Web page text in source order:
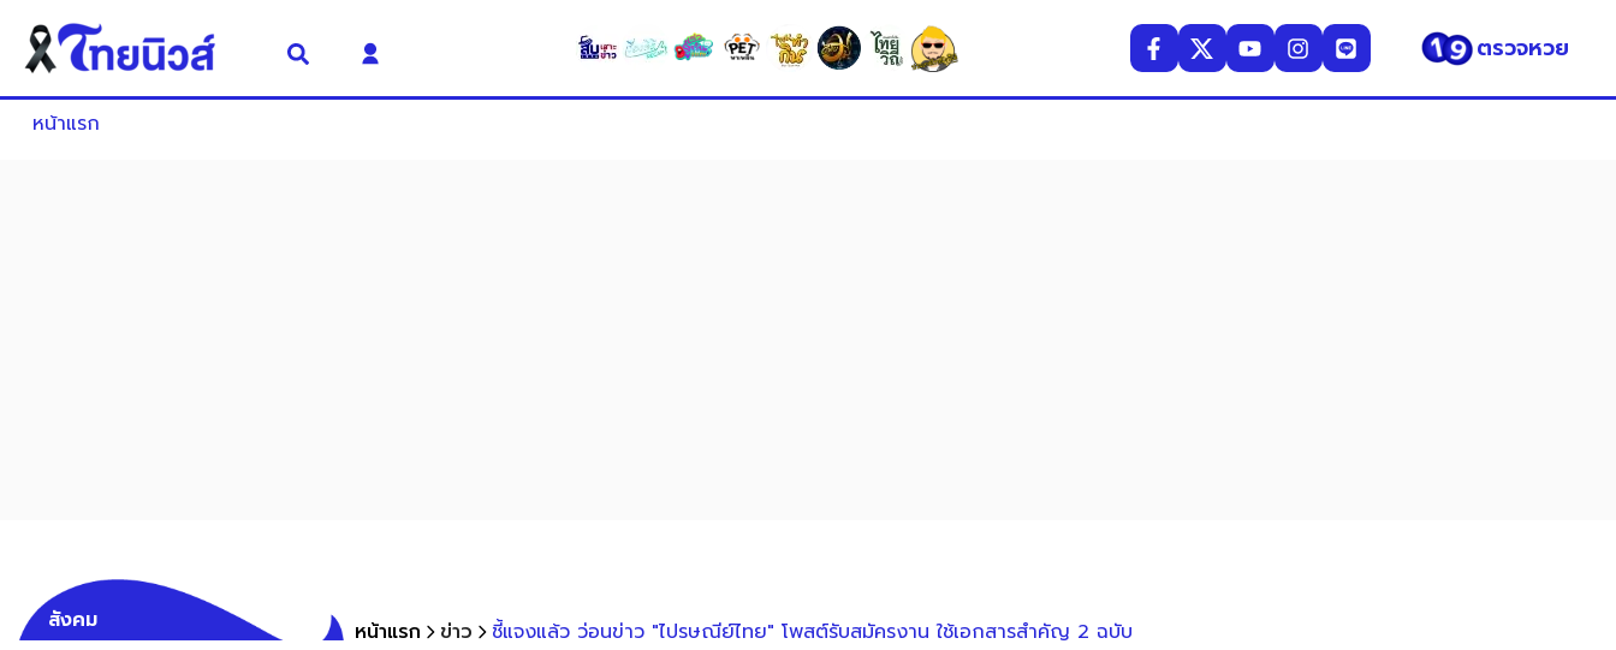
ตรวจหวย
หน้าแรก
สังคม หน้าแรก ข่าว ชี้แจงแล้ว ว่อนข่าว "ไปรษณีย์ไทย" โพสต์รับสมัครงาน ใช้เอกสารสำคัญ 2 ฉบับ